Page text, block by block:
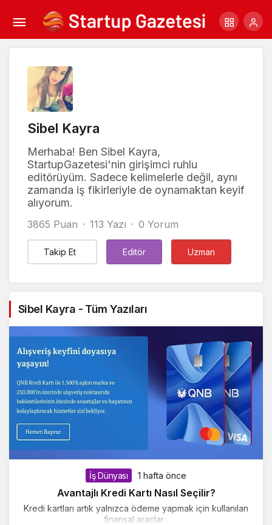
Sibel Kayra
Merhaba! Ben Sibel Kayra,
StartupGazetesi'nin girişimci ruhlu
editörüyüm. Sadece kelimelerle değil, aynı
zamanda iş fikirleriyle de oynamaktan keyif
alıyorum.
3865 Puan 113 Yazı 0 Yorum
Takip Et Editör Uzman
Sibel Kayra - Tüm Yazıları
İş Dünyası 1 hafta önce
Avantajlı Kredi Kartı Nasıl Seçilir?
Kredi kartları artık yalnızca ödeme yapmak için kullanılan
finansal araçlar...